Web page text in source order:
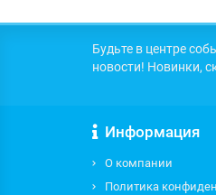
Будьте в центре
новости! Новинки,
Информация
О компании
Политика